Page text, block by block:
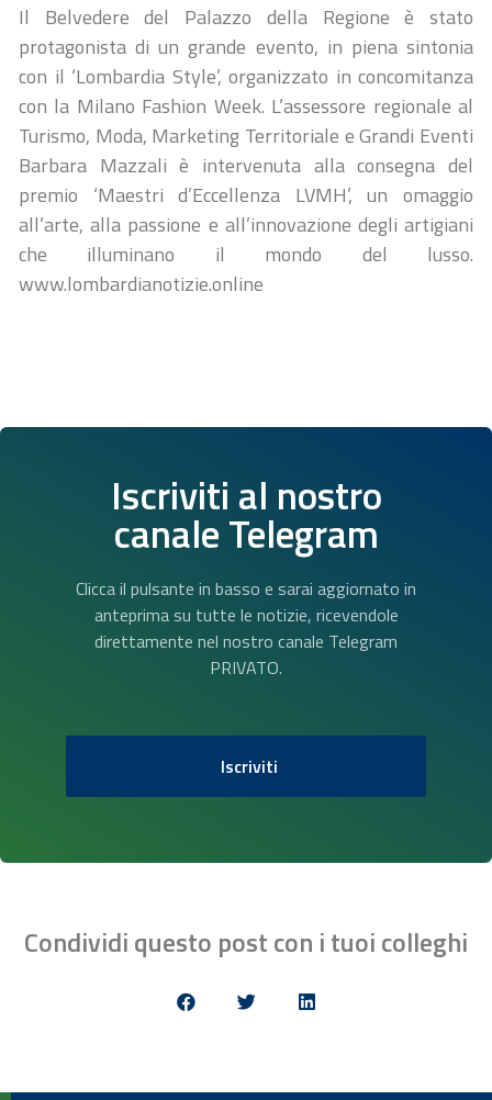
Il Belvedere del Palazzo della Regione è stato
protagonista di un grande evento, in piena sintonia
con il ‘Lombardia Style’, organizzato in concomitanza
con la Milano Fashion Week. L’assessore regionale al
Turismo, Moda, Marketing Territoriale e Grandi Eventi
Barbara Mazzali è intervenuta alla consegna del
premio ‘Maestri d’Eccellenza LVMH’, un omaggio
all’arte, alla passione e all’innovazione degli artigiani
che illuminano il mondo del lusso.
www.lombardianotizie.online
Iscriviti al nostro
canale Telegram
Clicca il pulsante in basso e sarai aggiornato in
anteprima su tutte le notizie, ricevendole
direttamente nel nostro canale Telegram
PRIVATO.
Iscriviti
Condividi questo post con i tuoi colleghi